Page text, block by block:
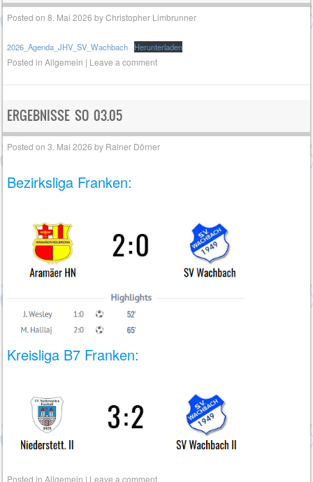
Posted on8. Mai 2026 byChristopher Limbrunner
2026_Agenda_JHV_SV_Wachbach Herunterladen
Posted inAllgemein | Leave a comment
ERGEBNISSE SO 03.05
Posted on3. Mai 2026 by Rainer Dörner
Bezirksliga Franken:
Kreisliga B7 Franken:
Posted inAllgemein | Leave a comment